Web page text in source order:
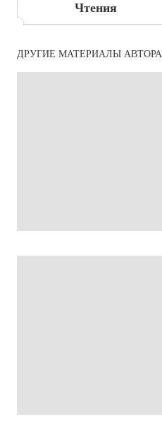
Чтения
ДРУГИЕ МАТЕРИАЛЫ АВТОРА